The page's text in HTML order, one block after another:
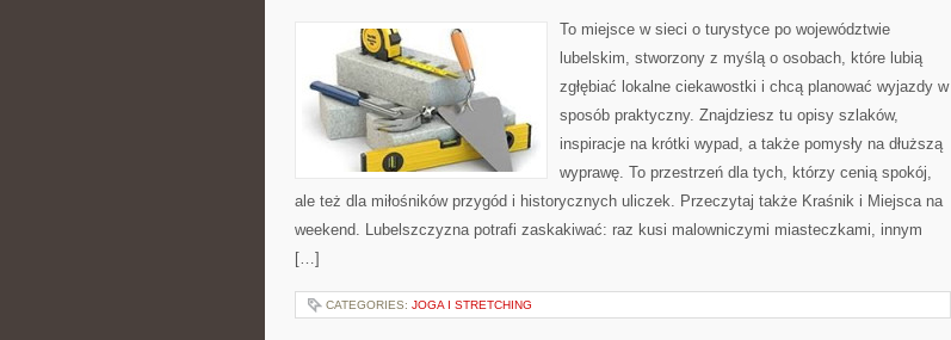
To miejsce w sieci o turystyce po województwie
lubelskim, stworzony z myślą o osobach, które lubią
zgłębiać lokalne ciekawostki i chcą planować wyjazdy w
sposób praktyczny. Znajdziesz tu opisy szlaków,
inspiracje na krótki wypad, a także pomysły na dłuższą
wyprawę. To przestrzeń dla tych, którzy cenią spokój,
ale też dla miłośników przygód i historycznych uliczek. Przeczytaj także Kraśnik i Miejsca na
weekend. Lubelszczyzna potrafi zaskakiwać: raz kusi malowniczymi miasteczkami, innym
[…]
CATEGORIES: JOGA I STRETCHING